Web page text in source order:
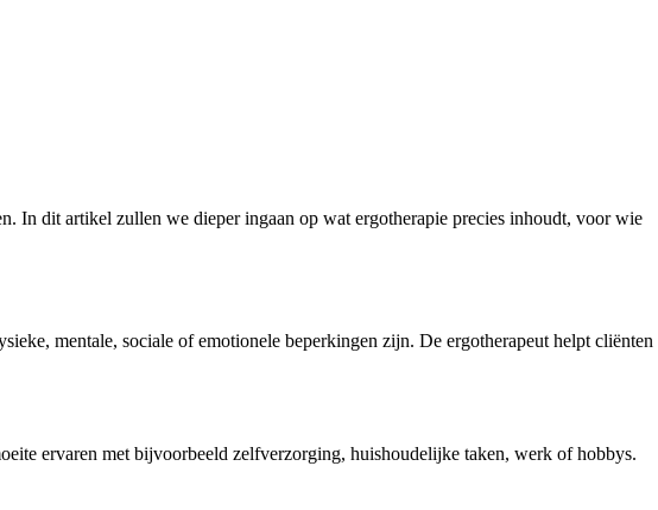
In dit artikel zullen we dieper ingaan op wat ergotherapie precies inhoudt, voor wie
mentale, sociale of emotionele beperkingen zijn. De ergotherapeut helpt cliënten
ervaren met bijvoorbeeld zelfverzorging, huishoudelijke taken, werk of hobbys.